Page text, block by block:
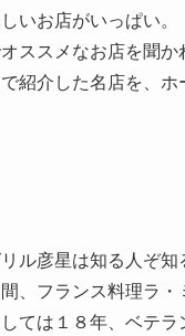
いお店がいっぱい。
ススメなお店を聞か
紹介した名店を、ホ
ル彦星は知る人ぞ
、フランス料理ラ・
ては１８年、ベテラ